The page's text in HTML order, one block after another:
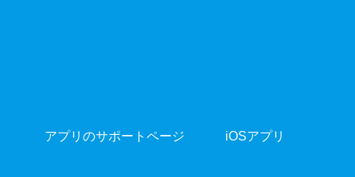
アプリのサポートページ iOSアプリ